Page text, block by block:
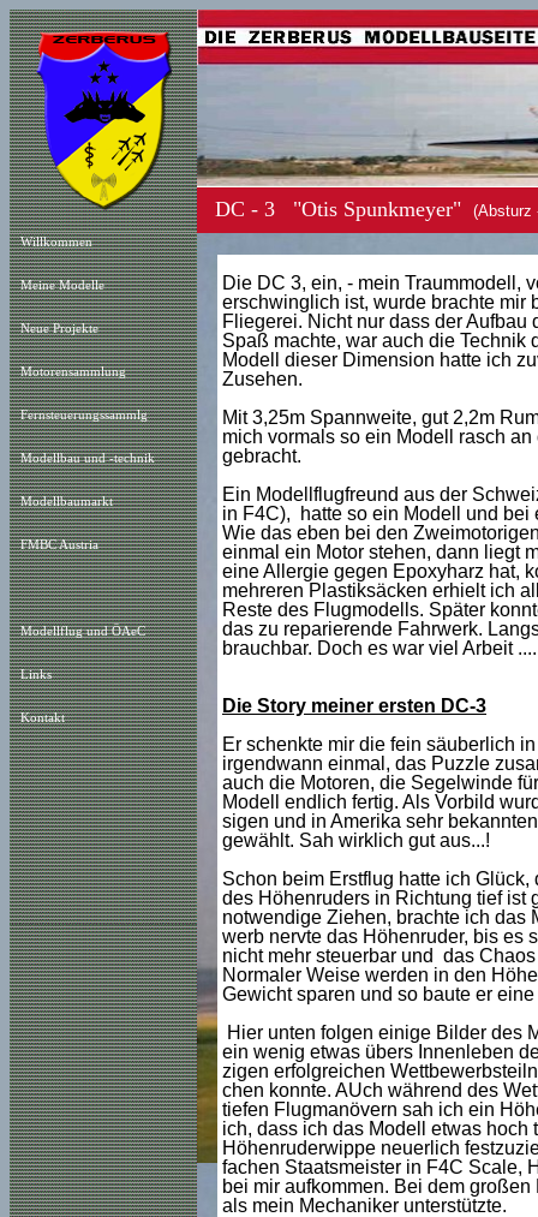
Willkommen
Meine Modelle
Neue Projekte
Motorensammlung
Fernsteuerungssammlg
Modellbau und -technik
Modellbaumarkt
FMBC Austria
Modellflug und ÖAeC
Links
Kontakt
DC - 3 "Otis Spunkmeyer" (Absturz
Die DC 3, ein, - mein Traummodell,
erschwinglich ist, wurde brachte mir
Fliegerei. Nicht nur dass der
Spaß machte, war auch die Technik
Modell dieser Dimension hatte ich
Zusehen.
Mit 3,25m Spannweite, gut 2,2m
mich vormals so ein Modell rasch
gebracht.
Ein Modellflugfreund aus der
in F4C), hatte so ein Modell und
Wie das eben bei den
einmal ein Motor stehen, dann liegt
eine Allergie gegen Epoxyharz hat,
mehreren Plastiksäcken erhielt ich
Reste des Flugmodells. Später
das zu reparierende Fahrwerk.
brauchbar. Doch es war viel Arbeit ....
Die Story meiner ersten DC-3
Er schenkte mir die fein säuberlich
irgendwann einmal, das Puzzle
auch die Motoren, die Segelwinde
Modell endlich fertig. Als Vorbild
sigen und in Amerika sehr
gewählt. Sah wirklich gut aus...!
Schon beim Erstflug hatte ich
des Höhenruders in Richtung tief ist
notwendige Ziehen, brachte ich das
werb nervte das Höhenruder, bis es
nicht mehr steuerbar und das
Normaler Weise werden in den
Gewicht sparen und so baute er
Hier unten folgen einige Bilder des
ein wenig etwas übers Innenleben
zigen erfolgreichen
chen konnte. AUch während des
tiefen Flugmanövern sah ich ein
ich, dass ich das Modell etwas hoch
Höhenruderwippe neuerlich
fachen Staatsmeister in F4C Scale,
bei mir aufkommen. Bei dem
als mein Mechaniker unterstützte.